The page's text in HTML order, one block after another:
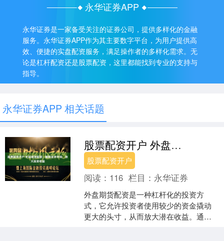
永华证券APP
永华证券是一家备受关注的证券公司，提供多样化的金融
服务。永华证券APP作为其主要数字平台，为用户提供高
效、便捷的实盘配资服务，满足操作者的多样化需求。无
论是杠杆配资还是股票配资，这里都能找到专业的支持与
指导。
永华证券APP 相关话题
股票配资开户 外盘期货配资：解锁全球市场，放大投资收益
股票配资开户
阅读： 116 栏目： 永华证券
外盘期货配资是一种杠杆化的投资方
式，它允许投资者使用较少的资金撬动
更大的头寸，从而放大潜在收益。通过